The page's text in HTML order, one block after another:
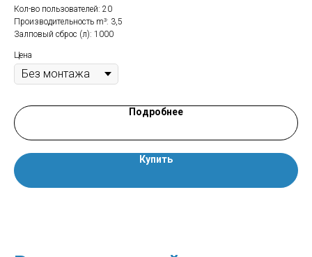
Кол-во пользователей: 20
Производительность m³: 3,5
Залповый сброс (л): 1000
Цена
Подробнее
Купить